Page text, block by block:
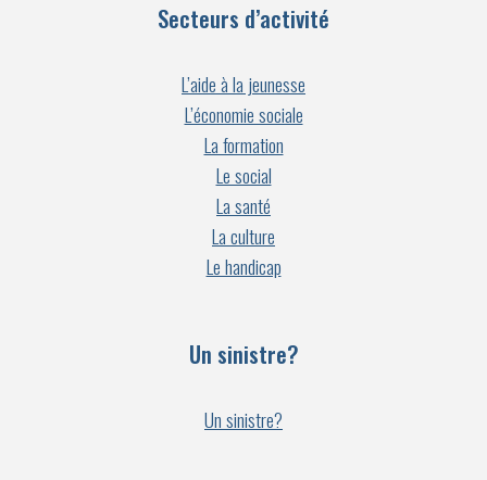
Secteurs d’activité
L’aide à la jeunesse
L’économie sociale
La formation
Le social
La santé
La culture
Le handicap
Un sinistre?
Un sinistre?